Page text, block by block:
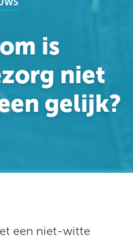
is
niet
gelijk?
een niet-witte